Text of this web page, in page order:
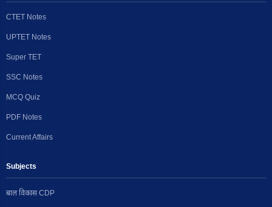
CTET Notes
UPTET Notes
Super TET
SSC Notes
MCQ Quiz
PDF Notes
Current Affairs
Subjects
बाल विकास CDP